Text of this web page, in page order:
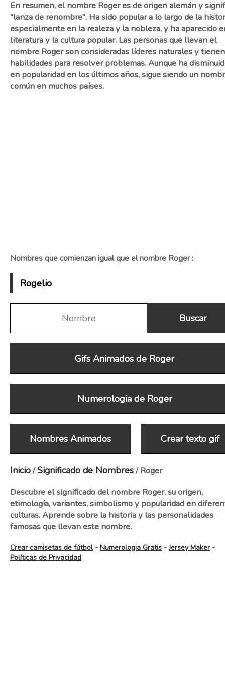
En resumen, el nombre Roger es de origen alemán y
"lanza de renombre". Ha sido popular a lo largo de la
especialmente en la realeza y la nobleza, y ha aparecido
literatura y la cultura popular. Las personas que llevan el
nombre Roger son consideradas líderes naturales y tienen
habilidades para resolver problemas. Aunque ha
en popularidad en los últimos años, sigue siendo un
común en muchos países.
Nombres que comienzan igual que el nombre Roger :
Rogelio
Gifs Animados de Roger
Numerologia de Roger
Nombres Animados Crear texto gif
Inicio/Significado de Nombres/ Roger
Descubre el significado del nombre Roger, su origen,
etimología, variantes, simbolismo y popularidad en
culturas. Aprende sobre la historia y las personalidades
famosas que llevan este nombre.
Crear camisetas de fútbol- Numerologia Gratis -Jersey Maker-
Políticas de Privacidad